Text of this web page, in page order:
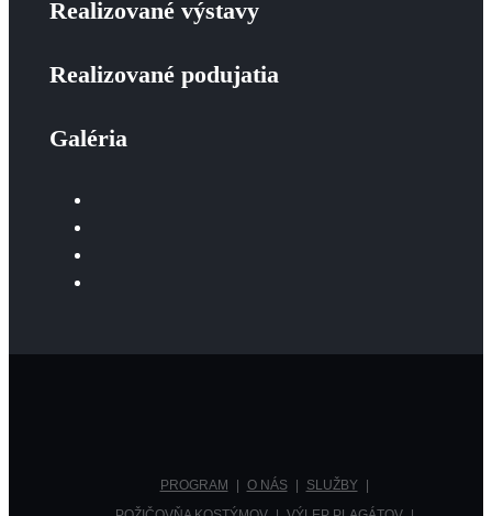
Realizované výstavy
Realizované podujatia
Galéria
PROGRAM O NÁS
SLUŽBY